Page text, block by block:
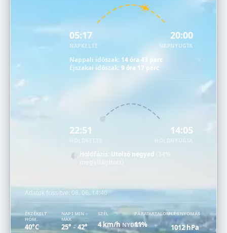
05:17
NAPKELTE
20:00
NAPNYUGTA
Nappali időszak: 14 óra 43 perc
Éjszakai időszak:9 óra 17 perc
22:51 14:05
HOLDNYUGTA
Holdfázis: Utolsó negyed
Adatok frissítve: 08. 06. 14:40
ÉRZÉKELT
HŐM.
40°C
NAPI MIN –
MAX
25° –42°
SZÉL
4 km/hNYDNY
PÁRATARTALOM
11%
LÉGNYOMÁS
1012 hPa